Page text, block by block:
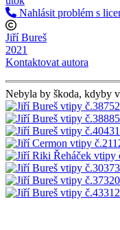
Nahlásit problém s
Jiří Bureš
2021
Kontaktovat autora
Nebyla by škoda, kdyby